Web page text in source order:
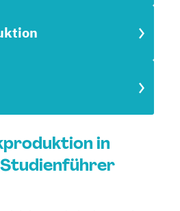
in
Studienführer